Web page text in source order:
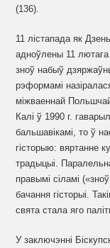
(136).
11 лістапада як
адноўлены 11 лютага
зноў набыў
рэформамі
міжваеннай
Калі ў 1990 г.
бальшавікамі, то ў
гісторыю: вяртанне
традыцыі.
правымі сіламі
бачання гісторыі.
свята стала яго
У заключэнні